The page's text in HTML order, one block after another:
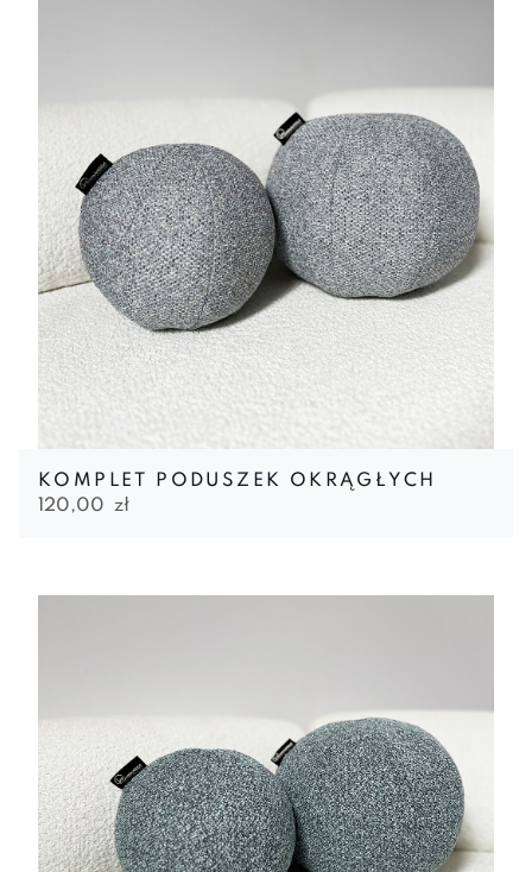
KOMPLET PODUSZEK OKRĄGŁYCH
120,00 zł